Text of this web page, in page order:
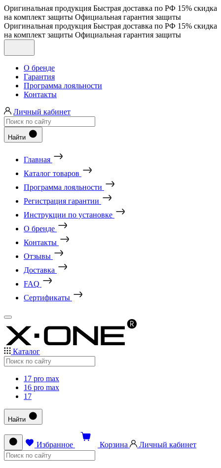
Оригинальная продукция Быстрая доставка по РФ 15% скидка
на комплект защиты Официальная гарантия защиты
Оригинальная продукция Быстрая доставка по РФ 15% скидка
на комплект защиты Официальная гарантия защиты
О бренде
Гарантия
Программа лояльности
Контакты
Личный кабинет
Найти
Главная
Каталог товаров
Программа лояльности
Регистрация гарантии
Инструкции по установке
О бренде
Контакты
Отзывы
Доставка
FAQ
Сертификаты
Каталог
17 pro max
16 pro max
17
Найти
Избранное Корзина Личный кабинет